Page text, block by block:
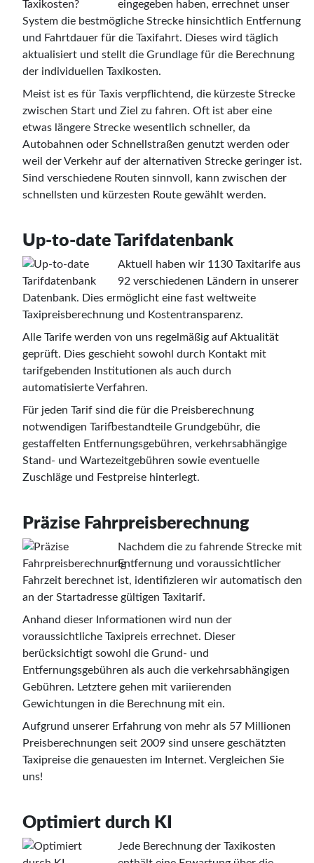
eingegeben haben, errechnet unser
System die bestmögliche Strecke hinsichtlich Entfernung
und Fahrtdauer für die Taxifahrt. Dieses wird täglich
aktualisiert und stellt die Grundlage für die Berechnung
der individuellen Taxikosten.
Meist ist es für Taxis verpflichtend, die kürzeste Strecke
zwischen Start und Ziel zu fahren. Oft ist aber eine
etwas längere Strecke wesentlich schneller, da
Autobahnen oder Schnellstraßen genutzt werden oder
weil der Verkehr auf der alternativen Strecke geringer ist.
Sind verschiedene Routen sinnvoll, kann zwischen der
schnellsten und kürzesten Route gewählt werden.
Up-to-date Tarifdatenbank
Aktuell haben wir 1130 Taxitarife aus
92 verschiedenen Ländern in unserer
Datenbank. Dies ermöglicht eine fast weltweite
Taxipreisberechnung und Kostentransparenz.
Alle Tarife werden von uns regelmäßig auf Aktualität
geprüft. Dies geschieht sowohl durch Kontakt mit
tarifgebenden Institutionen als auch durch
automatisierte Verfahren.
Für jeden Tarif sind die für die Preisberechnung
notwendigen Tarifbestandteile Grundgebühr, die
gestaffelten Entfernungsgebühren, verkehrsabhängige
Stand- und Wartezeitgebühren sowie eventuelle
Zuschläge und Festpreise hinterlegt.
Präzise Fahrpreisberechnung
Nachdem die zu fahrende Strecke mit
Entfernung und voraussichtlicher
Fahrzeit berechnet ist, identifizieren wir automatisch den
an der Startadresse gültigen Taxitarif.
Anhand dieser Informationen wird nun der
voraussichtliche Taxipreis errechnet. Dieser
berücksichtigt sowohl die Grund- und
Entfernungsgebühren als auch die verkehrsabhängigen
Gebühren. Letztere gehen mit variierenden
Gewichtungen in die Berechnung mit ein.
Aufgrund unserer Erfahrung von mehr als 57 Millionen
Preisberechnungen seit 2009 sind unsere geschätzten
Taxipreise die genauesten im Internet. Vergleichen Sie
uns!
Optimiert durch KI
Jede Berechnung der Taxikosten